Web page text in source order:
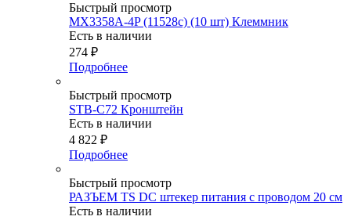
Быстрый просмотр
MX3358A-4P (11528c) (10 шт) Клеммник
Есть в наличии
274 ₽
Подробнее
Быстрый просмотр
STB-C72 Кронштейн
Есть в наличии
4 822 ₽
Подробнее
Быстрый просмотр
РАЗЪЕМ TS DC штекер питания с проводом 20 см
Есть в наличии